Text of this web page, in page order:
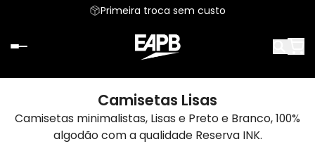
Primeira troca sem custo
Camisetas Lisas
Camisetas minimalistas, Lisas e Preto e Branco, 100%
algodão com a qualidade Reserva INK.